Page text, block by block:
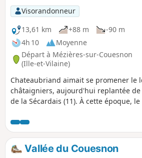
Visorandonneur
13,61 km
+88 m
-90 m
4h 10
Moyenne
Départ à Mézières-sur-Couesnon
(Ille-et-Vilaine)
Chateaubriand aimait se promener le
châtaigniers, aujourd'hui replantée de
de la Sécardais (11). À cette époque,
sœur.
Vallée du Couesnon